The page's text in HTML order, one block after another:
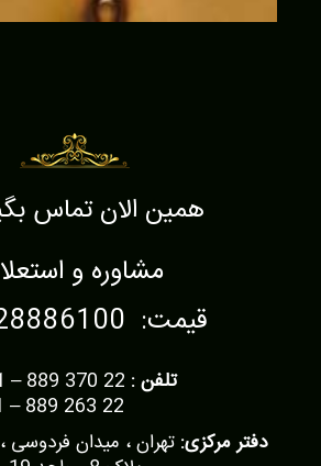
همین الان تماس
مشاوره و
قیمت:
تلفن : 22 370 889 – 021
22 263 889 – 021
دفتر مرکزی: تهران ، میدان فردوسی